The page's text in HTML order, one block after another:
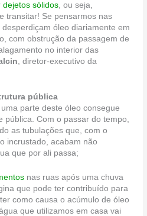
dejetos sólidos, ou seja,
transitar! Se pensarmos nas
óleo diariamente em
com obstrução da passagem de
no interior das
, diretor-executivo da
pública
parte deste óleo consegue
Com o passar do tempo,
as tubulações que, com o
incrustado, acabam não
que por ali passa;
nas ruas após uma chuva
que pode ter contribuído para
como causa o acúmulo de óleo
que utilizamos em casa vai